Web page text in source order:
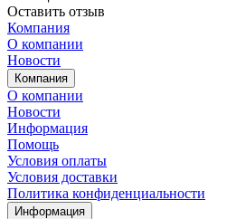
Оставить отзыв
Компания
О компании
Новости
Компания
О компании
Новости
Информация
Помощь
Условия оплаты
Условия доставки
Политика конфиденциальности
Информация